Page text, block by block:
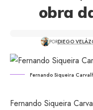
obra
PORDIEGO
Fernando Siqueira
Fernando Siqueira